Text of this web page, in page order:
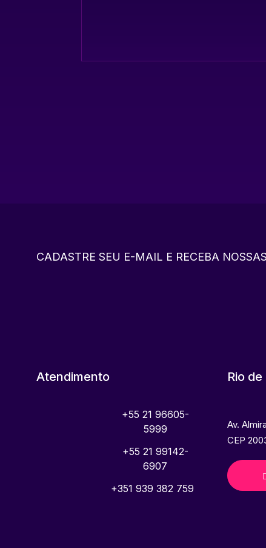
CADASTRE SEU E-MAIL E RECEBA NOSSAS
Atendimento
+55 21 96605-
5999
+55 21 99142-
6907
+351 939 382 759
Rio
Av.
CEP